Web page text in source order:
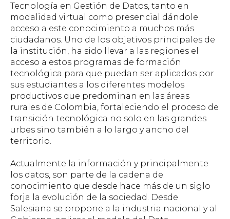
Tecnología en Gestión de Datos, tanto en
modalidad virtual como presencial dándole
acceso a este conocimiento a muchos más
ciudadanos. Uno de los objetivos principales de
la institución, ha sido llevar a las regiones el
acceso a estos programas de formación
tecnológica para que puedan ser aplicados por
sus estudiantes a los diferentes modelos
productivos que predominan en las áreas
rurales de Colombia, fortaleciendo el proceso de
transición tecnológica no solo en las grandes
urbes sino también a lo largo y ancho del
territorio.
Actualmente la información y principalmente
los datos, son parte de la cadena de
conocimiento que desde hace más de un siglo
forja la evolución de la sociedad. Desde
Salesiana se propone a la industria nacional y al